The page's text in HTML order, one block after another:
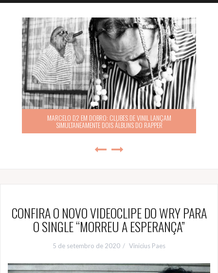
MARCELO D2 EM DOBRO: CLUBES DE VINIL LANÇAM
SIMULTANEAMENTE DOIS ÁLBUNS DO RAPPER
CONFIRA O NOVO VIDEOCLIPE DO WRY PARA
O SINGLE “MORREU A ESPERANÇA”
5 de setembro de 2020 Vinicius Paes